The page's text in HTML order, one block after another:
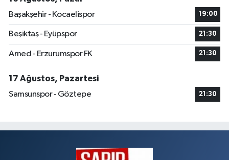
Başakşehir - Kocaelispor
19:00
Beşiktaş - Eyüpspor 21:30
Amed - Erzurumspor FK 21:30
17 Ağustos, Pazartesi
Samsunspor - Göztepe
21:30